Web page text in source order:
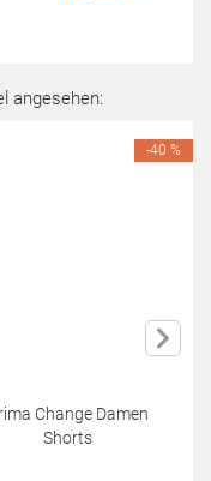
angesehen:
Change Damen
Shorts
-40 %